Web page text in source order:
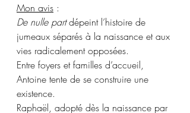
Mon avis :
De nulle part dépeint l’histoire de
jumeaux séparés à la naissance et aux
vies radicalement opposées.
Entre foyers et familles d’accueil,
Antoine tente de se construire une
existence.
Raphaël, adopté dès la naissance par